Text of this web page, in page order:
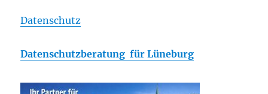
Datenschutz
Datenschutzberatung für Lüneburg